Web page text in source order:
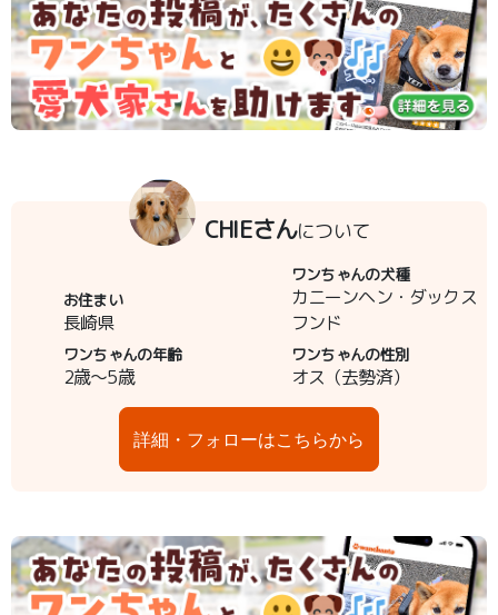
CHIEさんについて
お住まい
長崎県
ワンちゃんの犬種
カニーンヘン・ダックス
フンド
ワンちゃんの年齢
2歳～5歳
ワンちゃんの性別
オス（去勢済）
詳細・フォローはこちらから